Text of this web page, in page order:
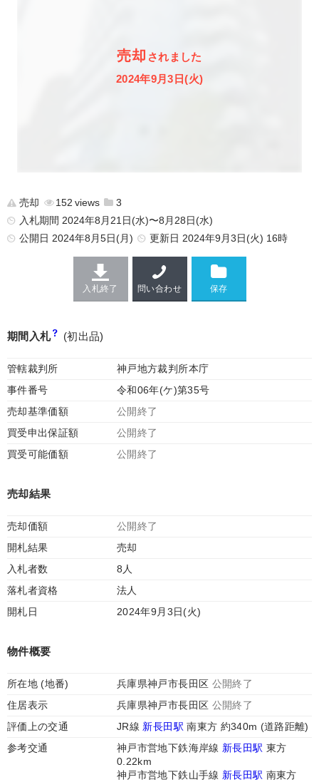
売却 されました
2024年9月3日(火)
売却 152
3
入札期間 2024年8月21日(水)〜8月28日(水)
公開日 2024年8月5日(月) 更新日 2024年9月3日(火) 16時
入札終了 問い合わせ
期間入札 (初出品)
管轄裁判所
神戸地方裁判所本庁
事件番号
令和06年(ケ)第35号
売却基準価額
公開終了
買受申出保証額
公開終了
買受可能価額
公開終了
売却結果
売却価額
公開終了
開札結果
売却
入札者数
8人
落札者資格
法人
開札日
2024年9月3日(火)
物件概要
所在地 (地番) 兵庫県神戸市長田区 公開終了
住居表示
兵庫県神戸市長田区 公開終了
評価上の交通
JR線 新長田駅 南東方 約340m (道路距離)
参考交通
神戸市営地下鉄海岸線 新長田駅 東方
0.22km
神戸市営地下鉄山手線 新長田駅 南東方